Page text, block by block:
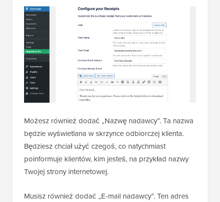
Możesz również dodać „Nazwę nadawcy”. Ta nazwa
będzie wyświetlana w skrzynce odbiorczej klienta.
Będziesz chciał użyć czegoś, co natychmiast
poinformuje klientów, kim jesteś, na przykład nazwy
Twojej strony internetowej.
Musisz również dodać „E-mail nadawcy”. Ten adres